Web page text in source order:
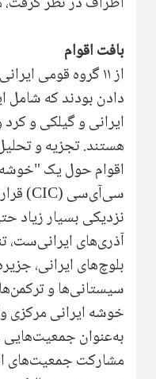
بافت اقوام
دادن بودند‌ که ‌شامل‌‌
ایرانی و گیلکی و
هستند. تجزیه و
اقوام حول یک "خوشه
سی‌آی‌سی (CIC
)
نزدیکی بسیار زیاد
آذری‌های ایرانی‌ست،
‌بلوچ‌های ایرانی،
سیستانی‌ها و
خوشه ایرانی مرکزی
به‌عنوان
مشارکت جمعیت‌های